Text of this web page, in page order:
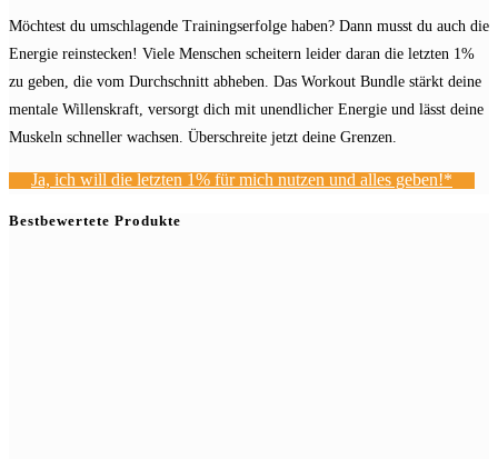
Möchtest du umschlagende Trainingserfolge haben? Dann musst du auch die
Energie reinstecken! Viele Menschen scheitern leider daran die letzten 1%
zu geben, die vom Durchschnitt abheben. Das Workout Bundle stärkt deine
mentale Willenskraft, versorgt dich mit unendlicher Energie und lässt deine
Muskeln schneller wachsen. Überschreite jetzt deine Grenzen.
Ja, ich will die letzten 1% für mich nutzen und alles geben!*
Bestbewertete Produkte